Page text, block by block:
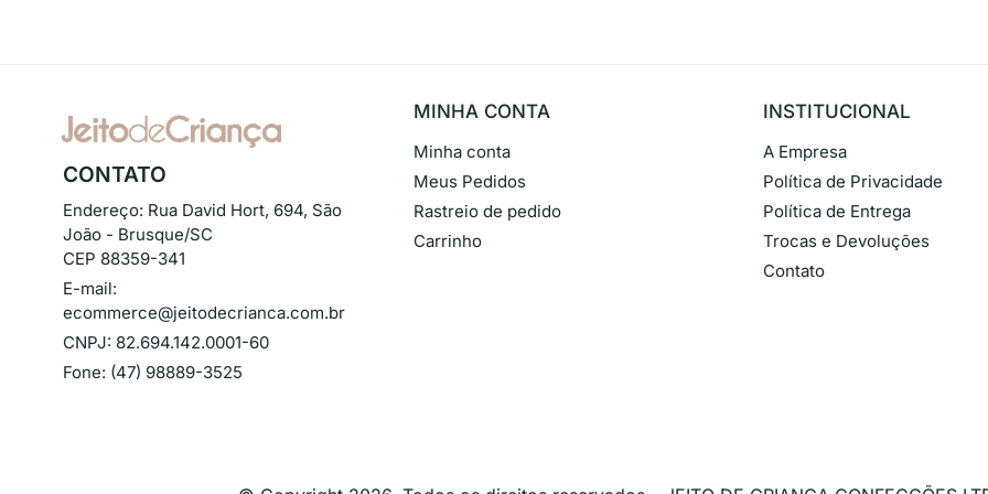
CONTATO
Endereço: Rua David Hort, 694, São
João - Brusque/SC
CEP 88359-341
E-mail:
ecommerce@jeitodecrianca.com.br
CNPJ: 82.694.142.0001-60
Fone: (47) 98889-3525
MINHA CONTA
Minha conta
Meus Pedidos
Rastreio de pedido
Carrinho
INSTITUCIONAL
A Empresa
Política de Privacidade
Política de Entrega
Trocas e Devoluções
Contato